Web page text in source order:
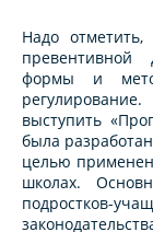
Надо
превентивной
формы и
выступить
была
целью
школах.
подростков-